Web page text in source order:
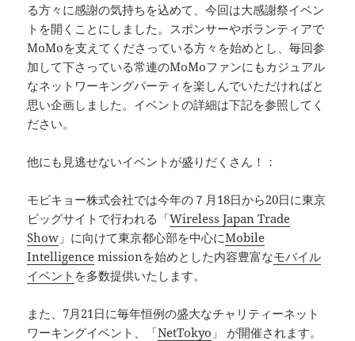
る方々に感謝の気持ちを込めて、今回は大感謝祭イベン
トを開くことにしました。スポンサーやボランティアで
MoMoを支えてくださっている方々を始めとし、毎回参
加して下さっている常連のMoMoファンにもカジュアル
なネットワーキングパーティを楽しんでいただければと
思い企画しました。イベントの詳細は下記を参照してく
ださい。
他にも見逃せないイベントが盛りだくさん！：
モビキョー株式会社では今年の７月18日から20日に東京
ビッグサイトで行われる「Wireless Japan Trade
Show 」に向けて東京都心部を中心にMobile
Intelligence missionを始めとした内容豊富なモバイル
イベント を多数提供いたします。
また、7月21日に毎年恒例の盛大なチャリティーネット
ワーキングイベント、「NetTokyo 」 が開催されます。